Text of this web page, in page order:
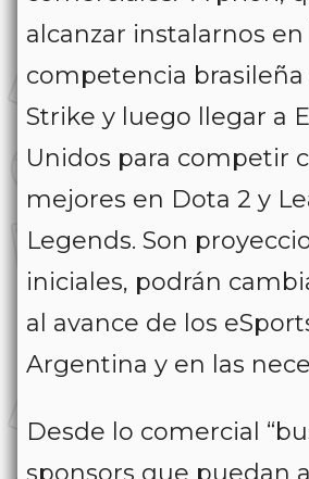
alcanzar instalarnos en
competencia
Strike y luego llegar a
Unidos para competir
mejores en Dota 2 y
Legends. Son
iniciales, podrán
al avance de los
Argentina y en las
Desde lo comercial
sponsors que puedan